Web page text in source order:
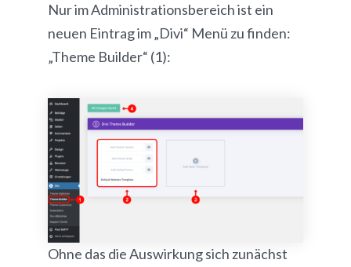
Nur im Administrationsbereich ist ein
neuen Eintrag im „Divi“ Menü zu finden:
„Theme Builder“ (1):
Ohne das die Auswirkung sich zunächst